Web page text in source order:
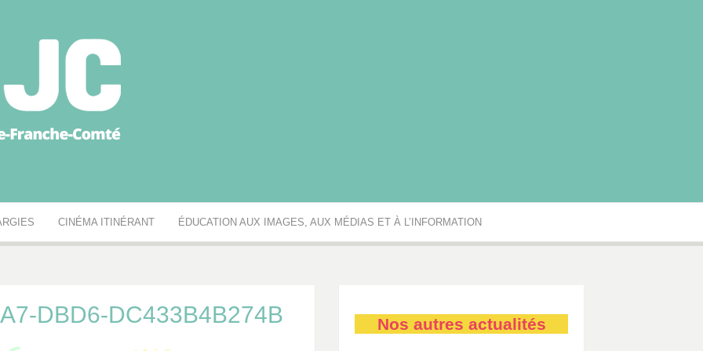
des MJC Bourgogne-Franche-Comté
CINÉMA ITINÉRANT ÉDUCATION AUX IMAGES, AUX MÉDIAS ET À L’INFORMATION
DBD6-DC433B4B274B Nos autres actualités